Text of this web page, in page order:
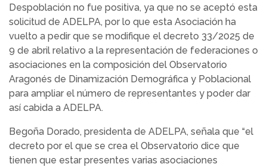
Despoblación no fue positiva, ya que no se aceptó esta
solicitud de ADELPA, por lo que esta Asociación ha
vuelto a pedir que se modifique el decreto 33/2025 de
9 de abril relativo a la representación de federaciones o
asociaciones en la composición del Observatorio
Aragonés de Dinamización Demográfica y Poblacional
para ampliar el número de representantes y poder dar
así cabida a ADELPA.
Begoña Dorado, presidenta de ADELPA, señala que “el
decreto por el que se crea el Observatorio dice que
tienen que estar presentes varias asociaciones